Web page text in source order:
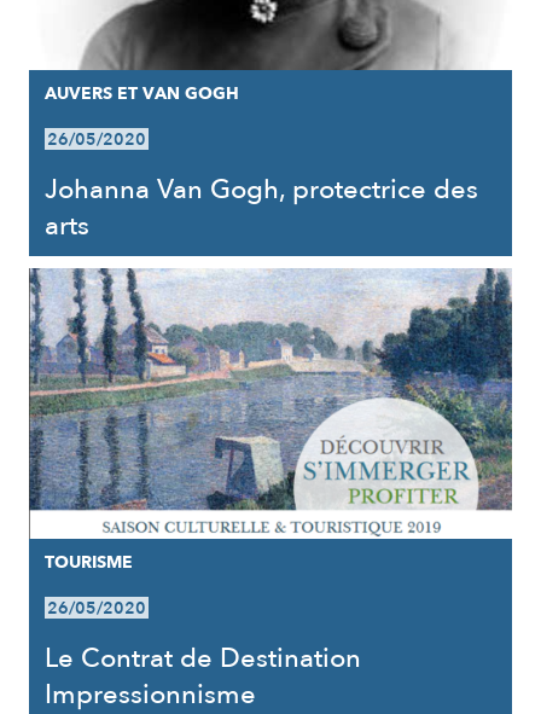
AUVERS ET VAN GOGH
26/05/2020
Johanna Van Gogh, protectrice des
arts
TOURISME
26/05/2020
Le Contrat de Destination
Impressionnisme